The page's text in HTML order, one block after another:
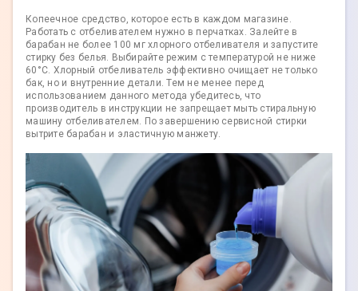
Копеечное средство, которое есть в каждом магазине.
Работать с отбеливателем нужно в перчатках. Залейте в
барабан не более 100 мг хлорного отбеливателя и запустите
стирку без белья. Выбирайте режим с температурой не ниже
60°С. Хлорный отбеливатель эффективно очищает не только
бак, но и внутренние детали. Тем не менее перед
использованием данного метода убедитесь, что
производитель в инструкции не запрещает мыть стиральную
машину отбеливателем. По завершению сервисной стирки
вытрите барабан и эластичную манжету.